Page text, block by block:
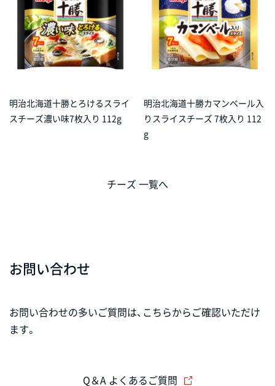
明治北海道十勝とろけるスライ
スチーズ濃い味7枚入り 112g
明治北海道十勝カマンベール入
りスライスチーズ 7枚入り 112
g
チーズ 一覧へ
お問い合わせ
お問い合わせの多いご質問は、こちらからご確認いただけ
ます。
Q＆A よくあるご質問